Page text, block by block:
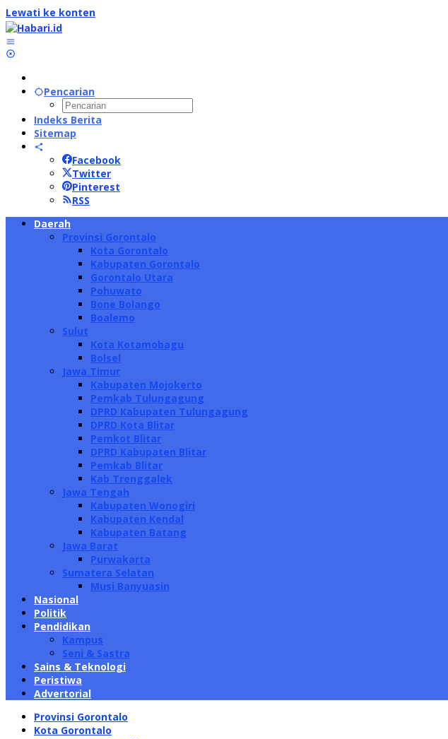
Lewati ke konten
Pencarian
Indeks Berita
Sitemap
Facebook
Twitter
Pinterest
RSS
Daerah
Provinsi Gorontalo
Kota Gorontalo
Kabupaten Gorontalo
Gorontalo Utara
Pohuwato
Bone Bolango
Boalemo
Sulut
Kota Kotamobagu
Bolsel
Jawa Timur
Kabupaten Mojokerto
Pemkab Tulungagung
DPRD Kabupaten Tulungagung
DPRD Kota Blitar
Pemkot Blitar
DPRD Kabupaten Blitar
Pemkab Blitar
Kab Trenggalek
Jawa Tengah
Kabupaten Wonogiri
Kabupaten Kendal
Kabupaten Batang
Jawa Barat
Purwakarta
Sumatera Selatan
Musi Banyuasin
Nasional
Politik
Pendidikan
Kampus
Seni & Sastra
Sains & Teknologi
Peristiwa
Advertorial
Provinsi Gorontalo
Kota Gorontalo